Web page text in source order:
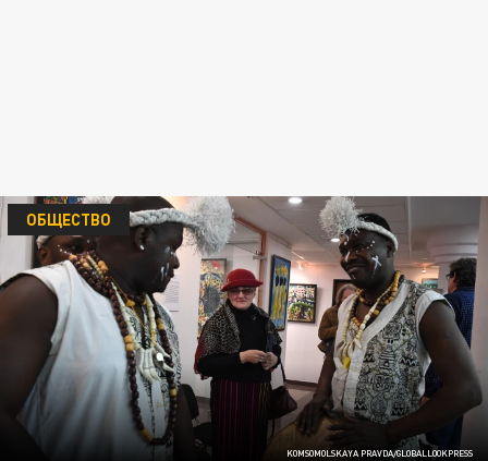
KOMSOMOLSKAYA PRAVDA/GLOBALLOOKPRESS
ОБЩЕСТВО